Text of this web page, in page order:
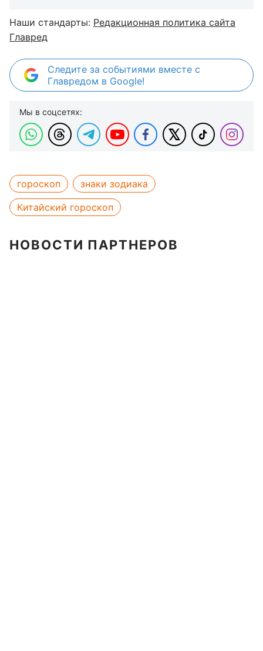
Наши стандарты: Редакционная политика сайта
Главред
Следите за событиями вместе с
Главредом в Google!
Мы в соцсетях:
гороскоп
знаки зодиака
Китайский гороскоп
НОВОСТИ ПАРТНЕРОВ